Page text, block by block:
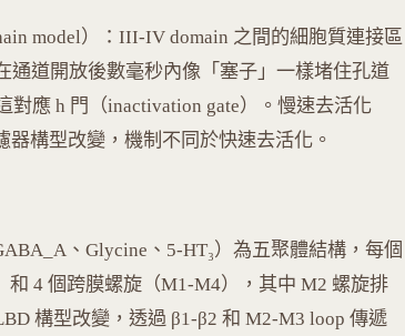
model）：III-IV domain 之間的細胞質連接區
通道開放後數毫秒內像「塞子」一樣堵住孔道
對應 h 門（inactivation gate）。慢速去活化
器構型改變，機制不同於快速去活化。
、Glycine、5-HT₃）為五聚體結構，每個
和 4 個跨膜螺旋（M1-M4），其中 M2 螺旋排
構型改變，透過 β1-β2 和 M2-M3 loop 傳遞